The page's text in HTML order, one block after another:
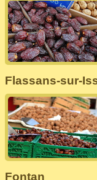
Flassans-sur-
Fontan